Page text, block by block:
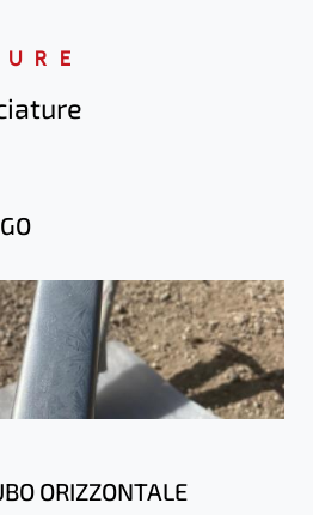
ORIZZONTALE